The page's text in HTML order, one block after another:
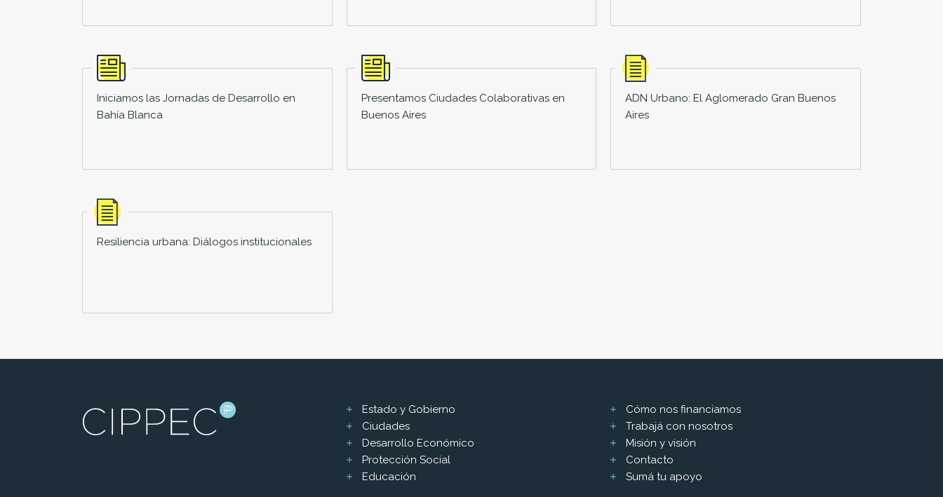
Iniciamos las Jornadas de Desarrollo en
Bahía Blanca
Presentamos Ciudades Colaborativas en
Buenos Aires
ADN Urbano: El Aglomerado Gran Buenos
Aires
Resiliencia urbana: Diálogos institucionales
Estado y Gobierno
Ciudades
Desarrollo Económico
Protección Social
Educación
Cómo nos financiamos
Trabajá con nosotros
Misión y visión
Contacto
Sumá tu apoyo